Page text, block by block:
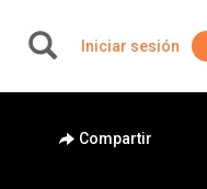
Iniciar sesión
Compartir